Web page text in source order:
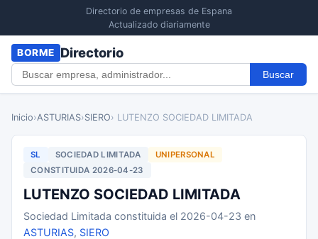
Directorio de empresas de Espana
Actualizado diariamente
BORME Directorio
Buscar
Inicio›ASTURIAS›SIERO› LUTENZO SOCIEDAD LIMITADA
SL SOCIEDAD LIMITADA
UNIPERSONAL
CONSTITUIDA 2026-04-23
LUTENZO SOCIEDAD LIMITADA
Sociedad Limitada constituida el 2026-04-23 en
ASTURIAS, SIERO